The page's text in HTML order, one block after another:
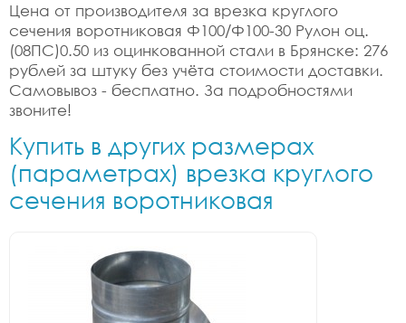
Цена от производителя за врезка круглого
сечения воротниковая Ф100/Ф100-30 Рулон оц.
(08ПС)0.50 из оцинкованной стали в Брянске: 276
рублей за штуку без учёта стоимости доставки.
Самовывоз - бесплатно. За подробностями
звоните!
Купить в других размерах
(параметрах) врезка круглого
сечения воротниковая